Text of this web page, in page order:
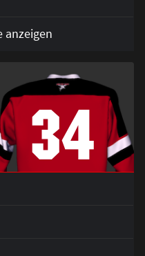
anzeigen
34